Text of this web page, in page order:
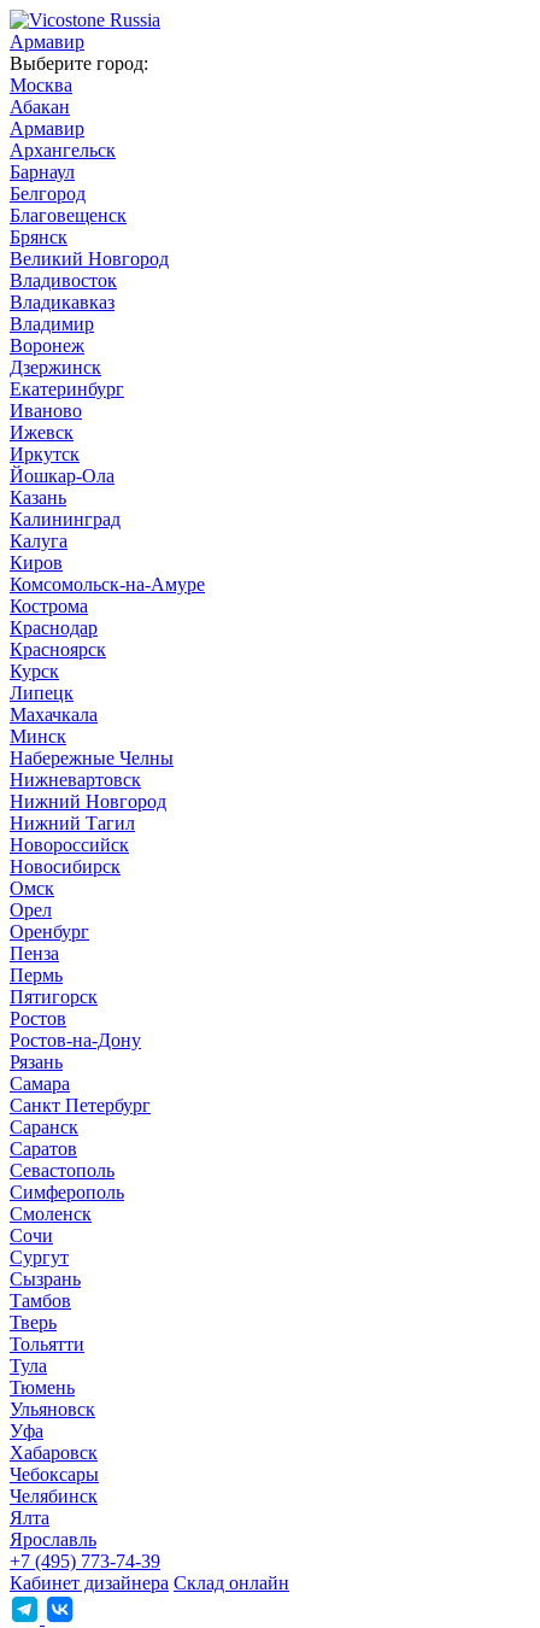
Армавир
Выберите город:
Москва
Абакан
Армавир
Архангельск
Барнаул
Белгород
Благовещенск
Брянск
Великий Новгород
Владивосток
Владикавказ
Владимир
Воронеж
Дзержинск
Екатеринбург
Иваново
Ижевск
Иркутск
Йошкар-Ола
Казань
Калининград
Калуга
Киров
Комсомольск-на-Амуре
Кострома
Краснодар
Красноярск
Курск
Липецк
Махачкала
Минск
Набережные Челны
Нижневартовск
Нижний Новгород
Нижний Тагил
Новороссийск
Новосибирск
Омск
Орел
Оренбург
Пенза
Пермь
Пятигорск
Ростов
Ростов-на-Дону
Рязань
Самара
Санкт Петербург
Саранск
Саратов
Севастополь
Симферополь
Смоленск
Сочи
Сургут
Сызрань
Тамбов
Тверь
Тольятти
Тула
Тюмень
Ульяновск
Уфа
Хабаровск
Чебоксары
Челябинск
Ялта
Ярославль
+7 (495) 773-74-39
Кабинет дизайнера Склад онлайн